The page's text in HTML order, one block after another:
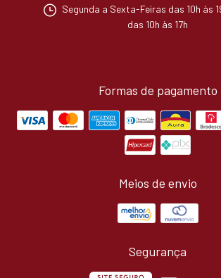
Segunda a Sexta-Feiras das 10h às
das 10h às 17h
Formas de pagamento
Meios de envio
Segurança